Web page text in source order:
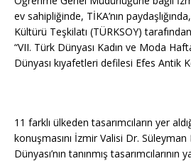
ev sahipliğinde, TİKA’nın
Kültürü Teşkilatı (TÜRKSOY)
“VII. Türk Dünyası Kadın ve Moda
Dünyası kıyafetleri defilesi Efes Antik
11 farklı ülkeden tasarımcıların yer
konuşmasını İzmir Valisi Dr. Süleyman
Dünyası’nın tanınmış